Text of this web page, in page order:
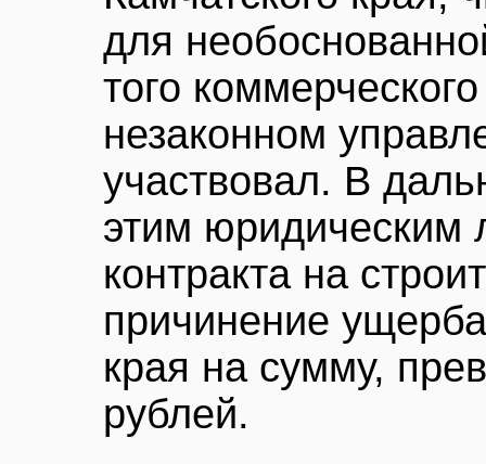
для
того
незаконном
участвовал. В
этим юридическим
контракта на
причинение
края на сумму,
рублей.